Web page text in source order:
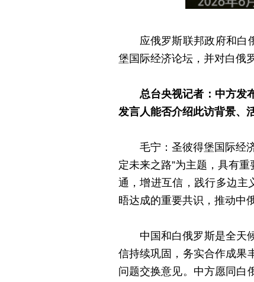
应俄罗斯联邦政府和白
堡国际经济论坛，并对白俄
总台央视记者：中方发
发言人能否介绍此访背景、
毛宁：圣彼得堡国际经
定未来之路”为主题，具有
通，增进互信，践行多边主
晤达成的重要共识，推动中
中国和白俄罗斯是全天
信持续巩固，务实合作成果
问题交换意见。中方愿同白